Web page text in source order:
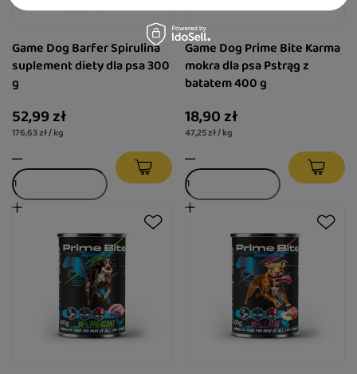
Game Dog Barfer Spirulina
suplement diety dla psa 300
g
52,99 zł
176,63 zł / kg
Game Dog Prime Bite Karma
mokra dla psa Pstrąg z
batatem 400 g
18,90 zł
47,25 zł / kg